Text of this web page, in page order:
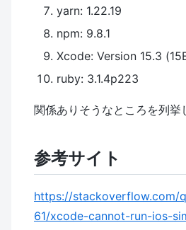
yarn: 1.22.19
npm: 9.8.1
Xcode: Version 15.3
ruby: 3.1.4p223
関係ありそうなところを列挙
参考サイト
https://stackoverflow.com/
61/xcode-cannot-run-ios-